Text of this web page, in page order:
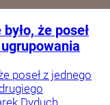
że poseł
poseł z jednego
Dyduch